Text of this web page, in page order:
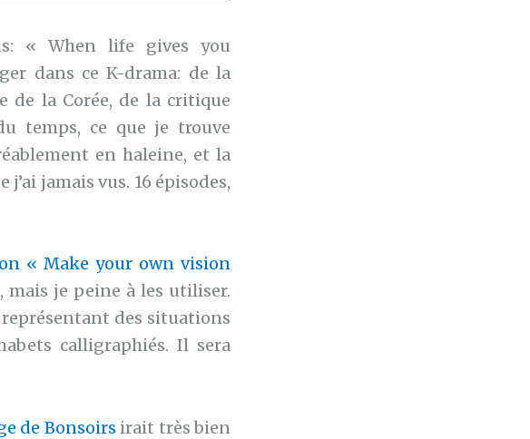
« When life gives you
dans ce K-drama: de la
de la Corée, de la critique
temps, ce que je trouve
en haleine, et la
jamais vus. 16 épisodes,
« Make your own vision
mais je peine à les utiliser.
des situations
calligraphiés. Il sera
de Bonsoirs irait très bien